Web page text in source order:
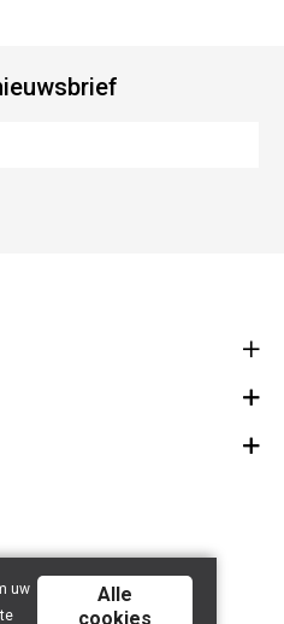
uw
Alle
cookies